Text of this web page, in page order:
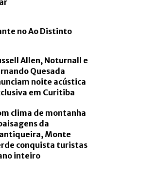
no Ao Distinto
Allen, Noturnall e
Quesada
noite acústica
em Curitiba
clima de montanha
da
Monte
conquista turistas
inteiro